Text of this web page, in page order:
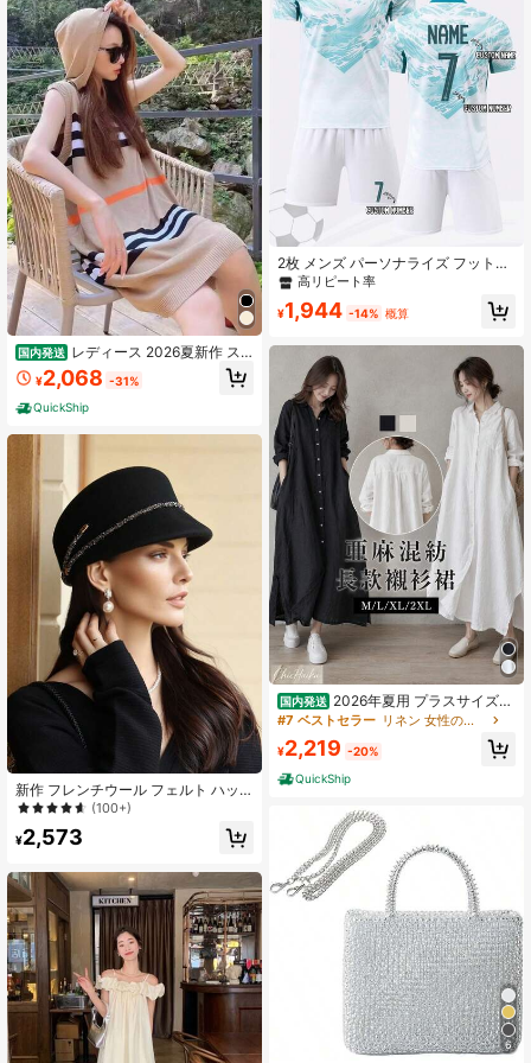
モード系 春 夏
国内発送 レディース 2026夏新作 ス
トライプワンピース ストレート アイ
スルーズ ノースリーブ フード付き
年齢低減 フレンチテンペラメント ト
ップス カジュアル 楽ちん ゆったり
涼しい
¥2,068 -31%
QuickShip
新作 フレンチウール フェルト ハッ
ト レディース、秋冬、ウール製八角
リティッシュスタイルベレー帽、シ
夏、ビーチ、休暇、旅行
(100+)
¥2,573
2枚 メンズ パーソナライズ フットボ
ールジャージ ナンバープリント付
ツ、Tシャツスーツ、フットボール、
サイクリング、サッカージャージに
適しています
高リピート率
¥1,944 -14% 概算
国内発送 2026年夏用 プラスサイズレ
ディース コットン・リネンワンピー
ツ風ミディアム丈ワンピース。ゆっ
ンで、体型をカバーしつつスリムに
#7 ベストセラー リネン 女性のドレス
¥2,219 -20%
QuickShip
6
#1 ベストセラー シルバー 女性用トートバッグ